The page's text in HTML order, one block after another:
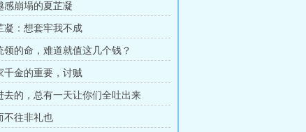
感崩塌的夏芷凝
凝：想套牢我不成
领的命，难道就值这几个钱？
千金的重要，讨贼
去的，总有一天让你们全吐出来
不往非礼也